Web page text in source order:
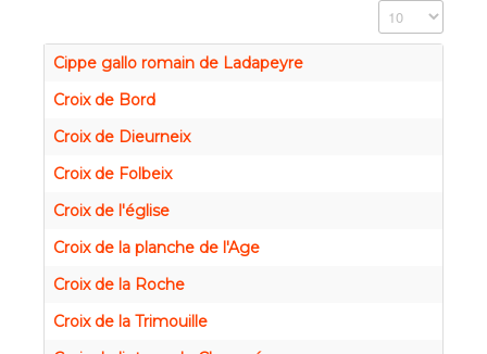
Affichage #
Cippe gallo romain de Ladapeyre
Croix de Bord
Croix de Dieurneix
Croix de Folbeix
Croix de l'église
Croix de la planche de l'Age
Croix de la Roche
Croix de la Trimouille